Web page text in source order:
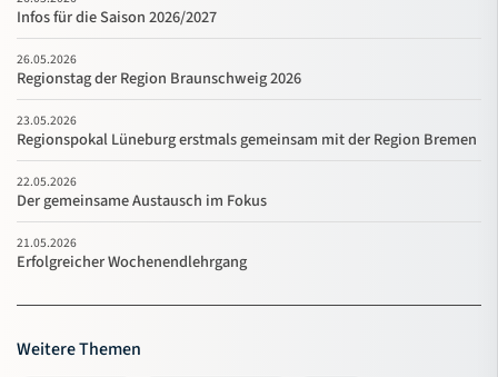
Infos für die Saison 2026/2027
26.05.2026
Regionstag der Region Braunschweig 2026
23.05.2026
Regionspokal Lüneburg erstmals gemeinsam mit der Region Bremen
22.05.2026
Der gemeinsame Austausch im Fokus
21.05.2026
Erfolgreicher Wochenendlehrgang
Weitere Themen